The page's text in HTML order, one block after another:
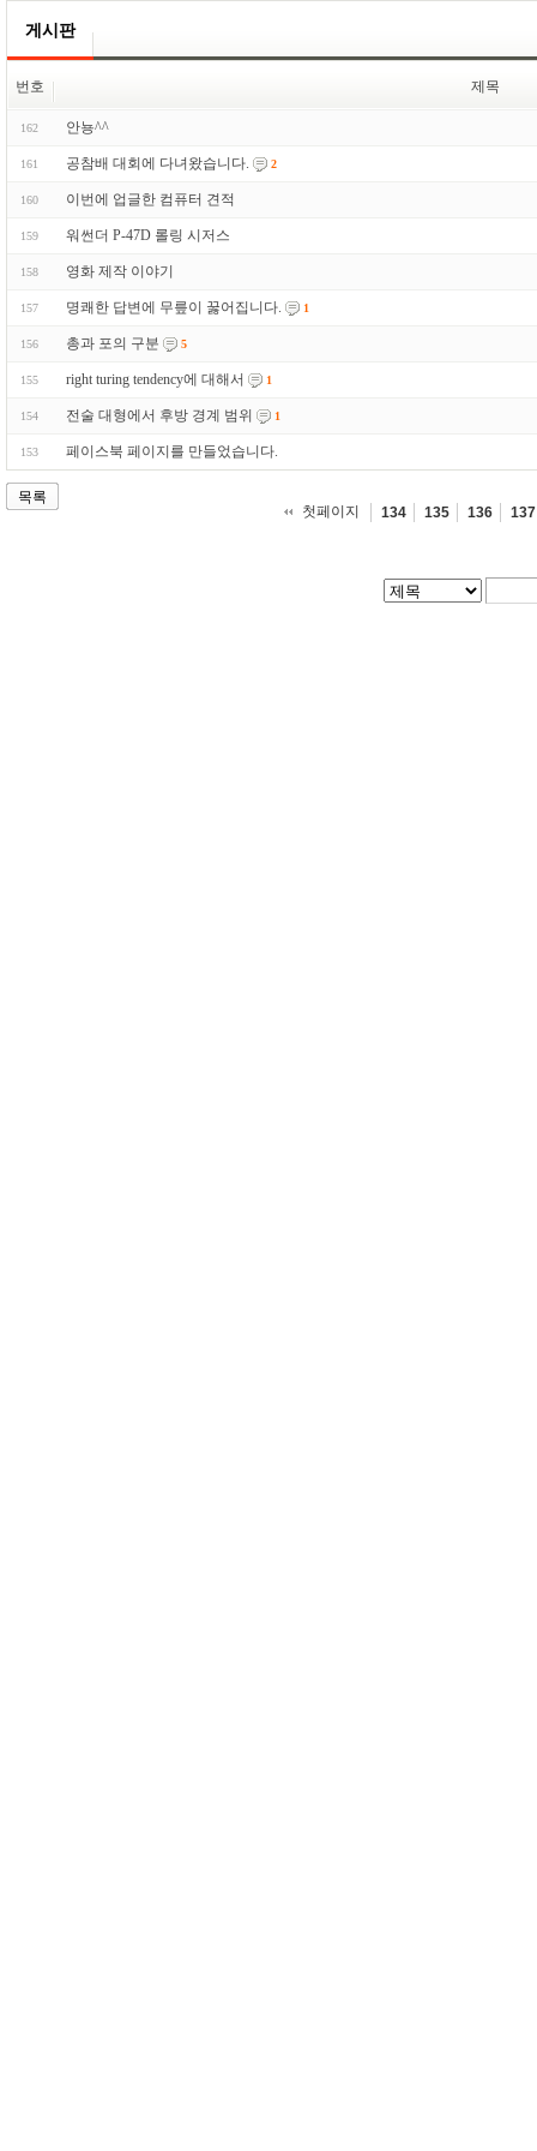
게시판
번호 제목
162 안뇽^^
161 공참배 대회에 다녀왔습니다. 2
160 이번에 업글한 컴퓨터 견적
159 워썬더 P-47D 롤링 시저스
158 영화 제작 이야기
157 명쾌한 답변에 무릎이 꿇어집니다. 1
156 총과 포의 구분 5
155 right turing tendency에 대해서 1
154 전술 대형에서 후방 경계 범위 1
153 페이스북 페이지를 만들었습니다.
목록
첫페이지
134 135 136 137